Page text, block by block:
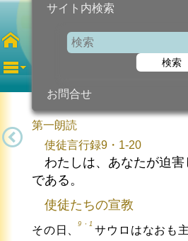
サイト内検索
検索
お問合せ
第3金曜日
第一朗読
使徒言行録9・1-20
わたしは、あなたが迫害
である。
使徒たちの宣教
その日、
9・1
サウロはなおも